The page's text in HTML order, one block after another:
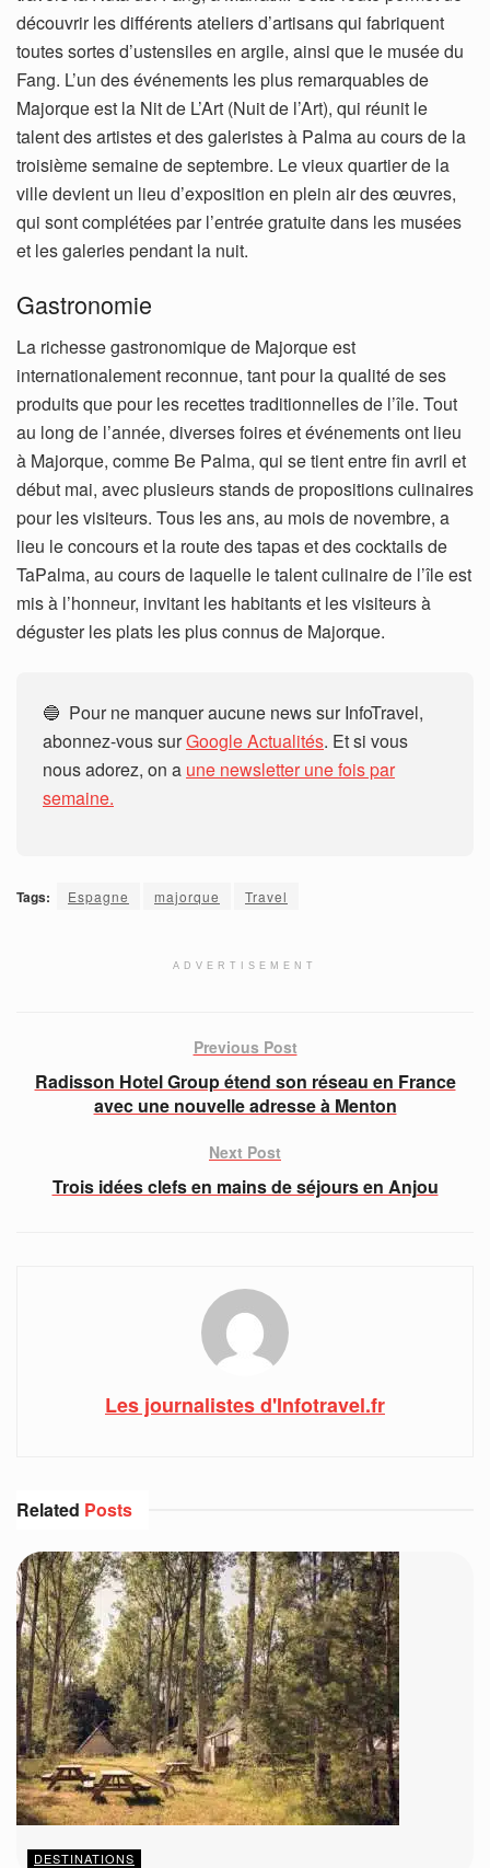
découvrir les différents ateliers d’artisans qui fabriquent
toutes sortes d’ustensiles en argile, ainsi que le musée du
Fang. L’un des événements les plus remarquables de
Majorque est la Nit de L’Art (Nuit de l’Art), qui réunit le
talent des artistes et des galeristes à Palma au cours de la
troisième semaine de septembre. Le vieux quartier de la
ville devient un lieu d’exposition en plein air des œuvres,
qui sont complétées par l’entrée gratuite dans les musées
et les galeries pendant la nuit.
Gastronomie
La richesse gastronomique de Majorque est
internationalement reconnue, tant pour la qualité de ses
produits que pour les recettes traditionnelles de l’île. Tout
au long de l’année, diverses foires et événements ont lieu
à Majorque, comme Be Palma, qui se tient entre fin avril et
début mai, avec plusieurs stands de propositions culinaires
pour les visiteurs. Tous les ans, au mois de novembre, a
lieu le concours et la route des tapas et des cocktails de
TaPalma, au cours de laquelle le talent culinaire de l’île est
mis à l’honneur, invitant les habitants et les visiteurs à
déguster les plats les plus connus de Majorque.
🔵 Pour ne manquer aucune news sur InfoTravel,
abonnez-vous surGoogle Actualités. Et si vous
nous adorez, on a une newsletter une fois par
semaine.
Tags: Espagne majorque Travel
ADVERTISEMENT
Previous Post
Radisson Hotel Group étend son réseau en France
avec une nouvelle adresse à Menton
Next Post
Trois idées clefs en mains de séjours en Anjou
Les journalistes d'Infotravel.fr
Related Posts
DESTINATIONS